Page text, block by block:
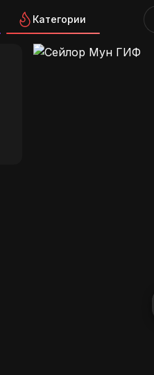
Категории
на GIFS.RU